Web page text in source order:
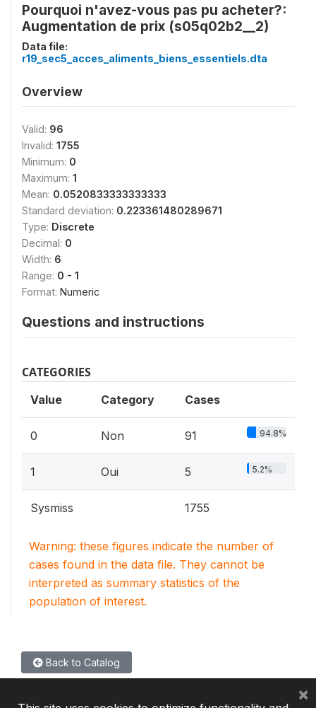
Pourquoi n'avez-vous pas pu acheter?:
Augmentation de prix (s05q02b2__2)
Data file:
r19_sec5_acces_aliments_biens_essentiels.dta
Overview
Valid: 96
Invalid: 1755
Minimum: 0
Maximum: 1
Mean: 0.0520833333333333
Standard deviation: 0.223361480289671
Type: Discrete
Decimal: 0
Width: 6
Range: 0 - 1
Format: Numeric
Questions and instructions
CATEGORIES
Value Category Cases
0 Non 91 94.8%
1 Oui 5 5.2%
Sysmiss 1755
Warning: these figures indicate the number of
cases found in the data file. They cannot be
interpreted as summary statistics of the
population of interest.
Back to Catalog
×